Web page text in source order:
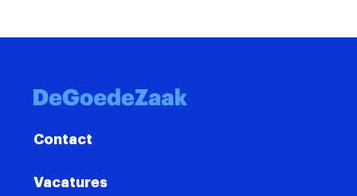
Contact
Vacatures